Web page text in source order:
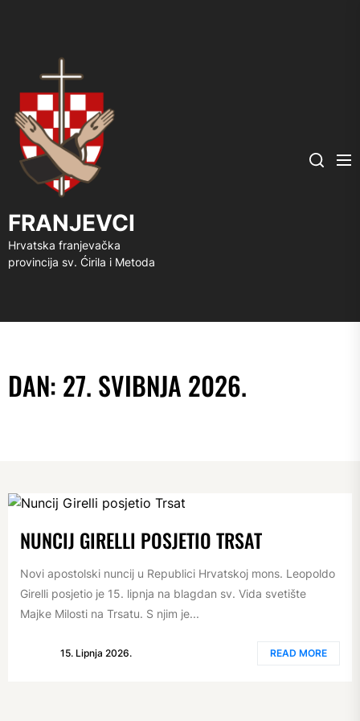
FRANJEVCI
Hrvatska franjevačka
provincija sv. Ćirila i Metoda
Search
DAN: 27. SVIBNJA 2026.
NUNCIJ GIRELLI POSJETIO TRSAT
Novi apostolski nuncij u Republici Hrvatskoj mons. Leopoldo
Girelli posjetio je 15. lipnja na blagdan sv. Vida svetište
Majke Milosti na Trsatu. S njim je...
15. Lipnja 2026. READ MORE